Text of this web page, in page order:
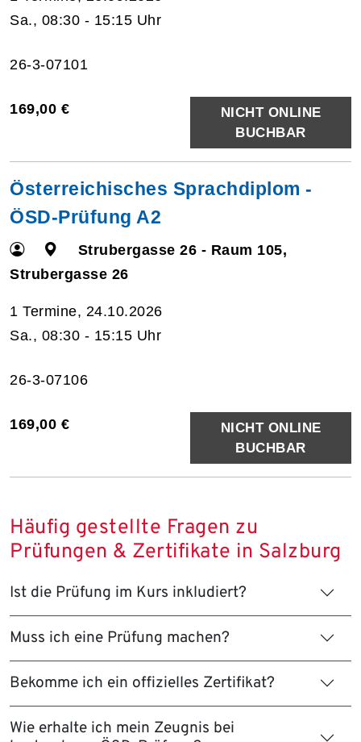
Sa., 08:30 - 15:15 Uhr
26-3-07101
169,00 €
NICHT ONLINE
BUCHBAR
Österreichisches Sprachdiplom -
ÖSD-Prüfung A2
Strubergasse 26 - Raum 105,
Strubergasse 26
1 Termine, 24.10.2026
Sa., 08:30 - 15:15 Uhr
26-3-07106
169,00 €
NICHT ONLINE
BUCHBAR
Häufig gestellte Fragen zu
Prüfungen & Zertifikate in Salzburg
Ist die Prüfung im Kurs inkludiert?
Muss ich eine Prüfung machen?
Bekomme ich ein offizielles Zertifikat?
Wie erhalte ich mein Zeugnis bei